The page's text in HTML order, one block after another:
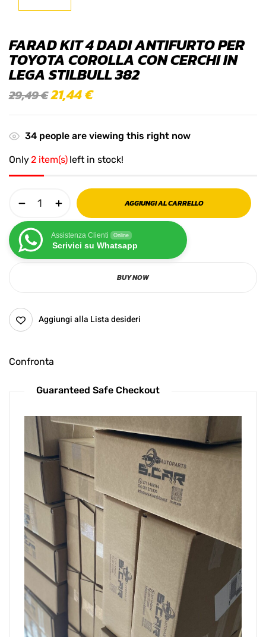
FARAD KIT 4 DADI ANTIFURTO PER
TOYOTA COROLLA CON CERCHI IN
LEGA STILBULL 382
29,49€21,44€
34 people are viewing this right now
Only2 item(s) left in stock!
AGGIUNGI AL CARRELLO
Assistenza Clienti Online
Scrivici su Whatsapp
BUY NOW
Aggiungi alla Lista desideri
Confronta
Guaranteed Safe Checkout